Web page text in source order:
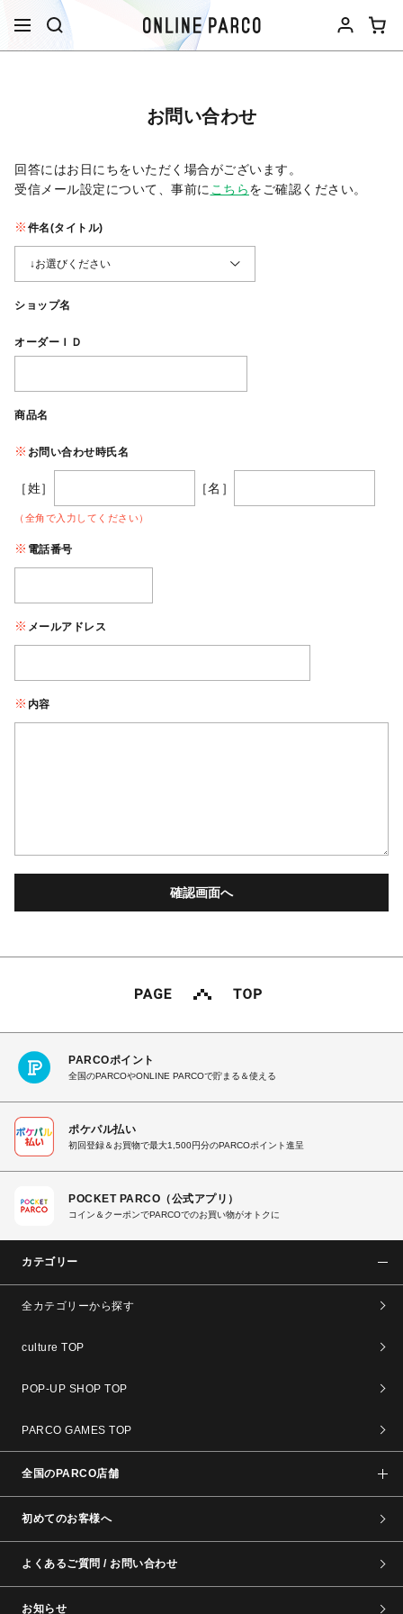
お問い合わせ
回答にはお日にちをいただく場合がございます。
受信メール設定について、事前に こちらをご確認ください。​
件名(タイトル)
ショップ名
オーダーＩＤ
商品名
お問い合わせ時氏名
［姓］ ［名］
（全角で入力してください）
電話番号
メールアドレス
内容
PARCOポイント
全国のPARCOやONLINE PARCOで貯まる＆使える
ポケパル払い
初回登録＆お買物で最大1,500円分のPARCOポイント進呈
POCKET PARCO（公式アプリ）
コイン＆クーポンでPARCOでのお買い物がオトクに
カテゴリー
全カテゴリーから探す
culture TOP
POP-UP SHOP TOP
PARCO GAMES TOP
全国のPARCO店舗
初めてのお客様へ
よくあるご質問 / お問い合わせ
お知らせ